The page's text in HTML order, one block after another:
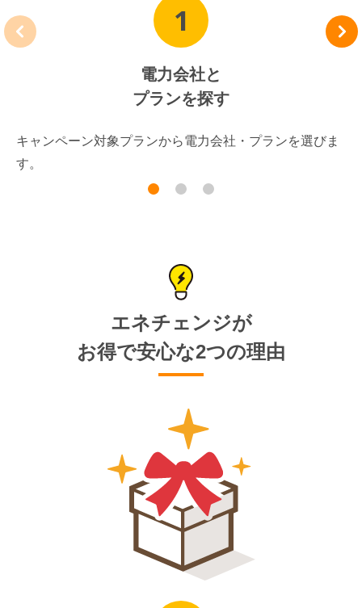
1
電力会社と
プランを探す
キャンペーン対象プランから電力会社・プランを選びま
す。
エネチェンジが
お得で安心な2つの理由